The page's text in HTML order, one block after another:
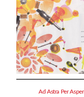
Ad Astra Per